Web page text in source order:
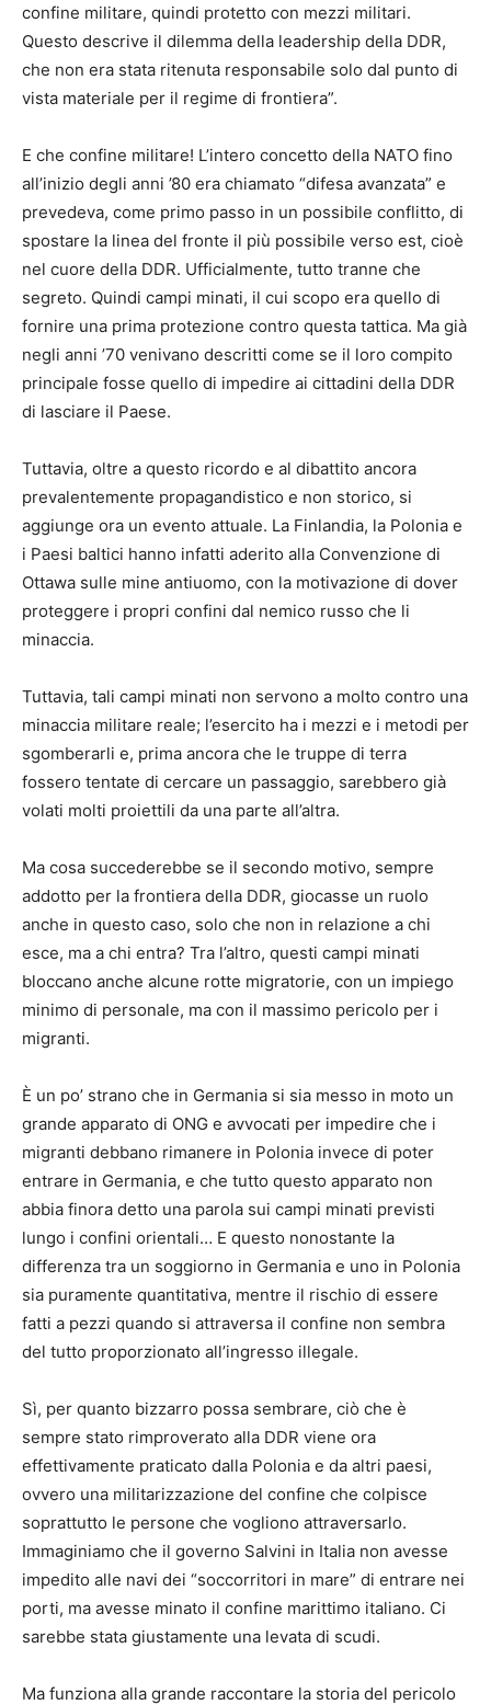
confine militare, quindi protetto con mezzi militari.
Questo descrive il dilemma della leadership della DDR,
che non era stata ritenuta responsabile solo dal punto di
vista materiale per il regime di frontiera”.
E che confine militare! L’intero concetto della NATO fino
all’inizio degli anni ’80 era chiamato “difesa avanzata” e
prevedeva, come primo passo in un possibile conflitto, di
spostare la linea del fronte il più possibile verso est, cioè
nel cuore della DDR. Ufficialmente, tutto tranne che
segreto. Quindi campi minati, il cui scopo era quello di
fornire una prima protezione contro questa tattica. Ma già
negli anni ’70 venivano descritti come se il loro compito
principale fosse quello di impedire ai cittadini della DDR
di lasciare il Paese.
Tuttavia, oltre a questo ricordo e al dibattito ancora
prevalentemente propagandistico e non storico, si
aggiunge ora un evento attuale. La Finlandia, la Polonia e
i Paesi baltici hanno infatti aderito alla Convenzione di
Ottawa sulle mine antiuomo, con la motivazione di dover
proteggere i propri confini dal nemico russo che li
minaccia.
Tuttavia, tali campi minati non servono a molto contro una
minaccia militare reale; l’esercito ha i mezzi e i metodi per
sgomberarli e, prima ancora che le truppe di terra
fossero tentate di cercare un passaggio, sarebbero già
volati molti proiettili da una parte all’altra.
Ma cosa succederebbe se il secondo motivo, sempre
addotto per la frontiera della DDR, giocasse un ruolo
anche in questo caso, solo che non in relazione a chi
esce, ma a chi entra? Tra l’altro, questi campi minati
bloccano anche alcune rotte migratorie, con un impiego
minimo di personale, ma con il massimo pericolo per i
migranti.
È un po’ strano che in Germania si sia messo in moto un
grande apparato di ONG e avvocati per impedire che i
migranti debbano rimanere in Polonia invece di poter
entrare in Germania, e che tutto questo apparato non
abbia finora detto una parola sui campi minati previsti
lungo i confini orientali… E questo nonostante la
differenza tra un soggiorno in Germania e uno in Polonia
sia puramente quantitativa, mentre il rischio di essere
fatti a pezzi quando si attraversa il confine non sembra
del tutto proporzionato all’ingresso illegale.
Sì, per quanto bizzarro possa sembrare, ciò che è
sempre stato rimproverato alla DDR viene ora
effettivamente praticato dalla Polonia e da altri paesi,
ovvero una militarizzazione del confine che colpisce
soprattutto le persone che vogliono attraversarlo.
Immaginiamo che il governo Salvini in Italia non avesse
impedito alle navi dei “soccorritori in mare” di entrare nei
porti, ma avesse minato il confine marittimo italiano. Ci
sarebbe stata giustamente una levata di scudi.
Ma funziona alla grande raccontare la storia del pericolo